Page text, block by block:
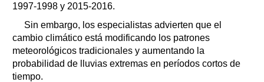
1997-1998 y 2015-2016.
Sin embargo, los especialistas advierten que el
cambio climático está modificando los patrones
meteorológicos tradicionales y aumentando la
probabilidad de lluvias extremas en períodos cortos de
tiempo.